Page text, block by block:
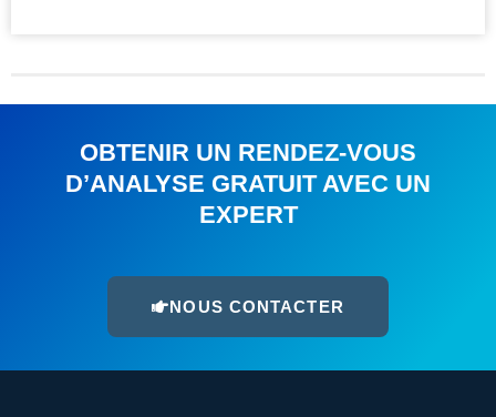
OBTENIR UN RENDEZ-VOUS
D’ANALYSE GRATUIT AVEC UN
EXPERT
NOUS CONTACTER